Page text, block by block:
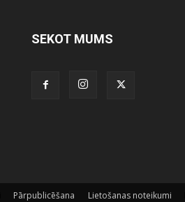
SEKOT MUMS
Pārpublicēšana Lietošanas noteikumi